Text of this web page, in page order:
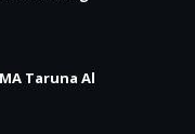
Taruna Al